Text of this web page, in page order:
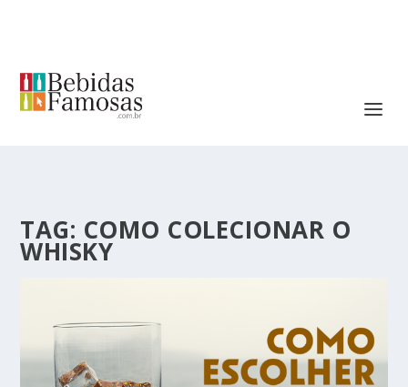
TAG: COMO COLECIONAR O
WHISKY